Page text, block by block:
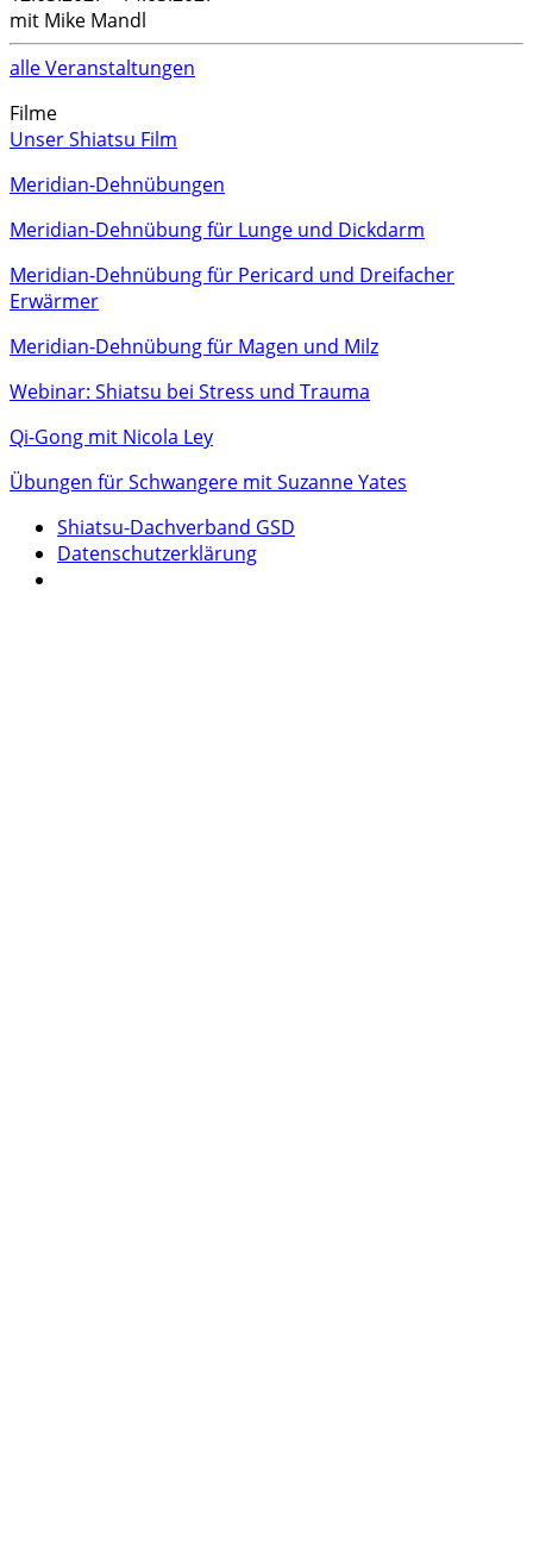
mit Mike Mandl
alle Veranstaltungen
Filme
Unser Shiatsu Film
Meridian-Dehnübungen
Meridian-Dehnübung für Lunge und Dickdarm
Meridian-Dehnübung für Pericard und Dreifacher
Erwärmer
Meridian-Dehnübung für Magen und Milz
Webinar: Shiatsu bei Stress und Trauma
Qi-Gong mit Nicola Ley
Übungen für Schwangere mit Suzanne Yates
Shiatsu-Dachverband GSD
Datenschutzerklärung